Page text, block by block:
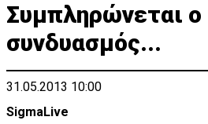
Συμπληρώνεται ο
συνδυασμός...
31.05.2013 10:00
SigmaLive